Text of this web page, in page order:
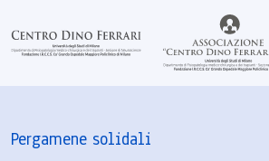
Pergamene solidali